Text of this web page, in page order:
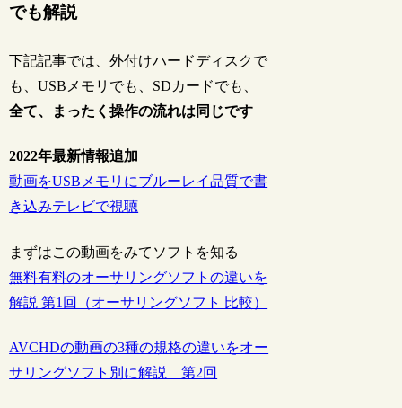
でも解説
下記記事では、外付けハードディスクで
も、USBメモリでも、SDカードでも、
全て、まったく操作の流れは同じです
2022年最新情報追加
動画をUSBメモリにブルーレイ品質で書
き込みテレビで視聴
まずはこの動画をみてソフトを知る
無料有料のオーサリングソフトの違いを
解説 第1回（オーサリングソフト 比較）
AVCHDの動画の3種の規格の違いをオー
サリングソフト別に解説 第2回